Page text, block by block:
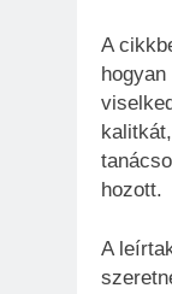
A
hozott.
A